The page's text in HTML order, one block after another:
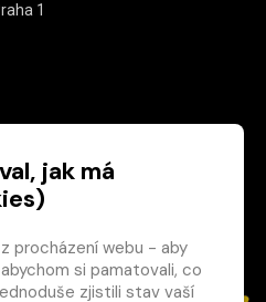
1
jak má
procházení webu - aby
si pamatovali, co
zjistili stav vaší